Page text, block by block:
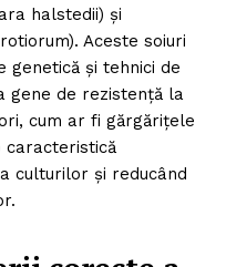
halstedii) și
Aceste soiuri
și tehnici de
gene de rezistență la
cum ar fi gărgărițele
caracteristică
culturilor și reducând